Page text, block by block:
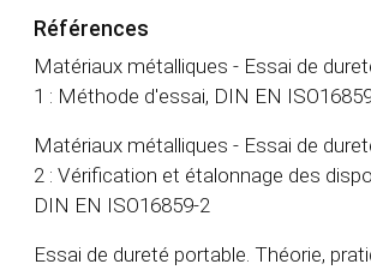
Références
Matériaux métalliques - Essai de
1 : Méthode d'essai, DIN EN
Matériaux métalliques - Essai de
2 : Vérification et étalonnage des
DIN EN ISO16859-2
Essai de dureté portable. Théorie,